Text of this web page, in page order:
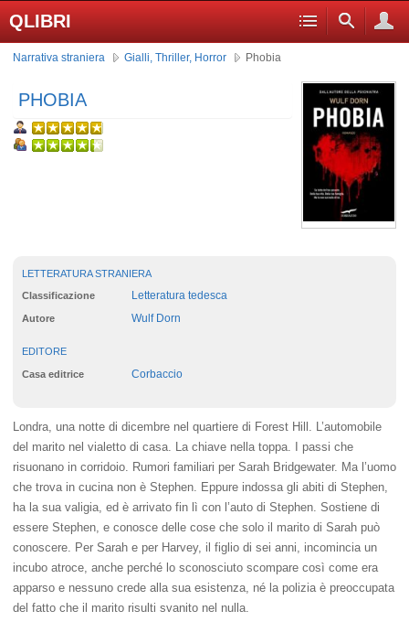
QLIBRI
Narrativa straniera Gialli, Thriller, Horror Phobia
PHOBIA
LETTERATURA STRANIERA
Classificazione Letteratura tedesca
Autore Wulf Dorn
EDITORE
Casa editrice Corbaccio
Londra, una notte di dicembre nel quartiere di Forest Hill. L’automobile
del marito nel vialetto di casa. La chiave nella toppa. I passi che
risuonano in corridoio. Rumori familiari per Sarah Bridgewater. Ma l’uomo
che trova in cucina non è Stephen. Eppure indossa gli abiti di Stephen,
ha la sua valigia, ed è arrivato fin lì con l’auto di Stephen. Sostiene di
essere Stephen, e conosce delle cose che solo il marito di Sarah può
conoscere. Per Sarah e per Harvey, il figlio di sei anni, incomincia un
incubo atroce, anche perché lo sconosciuto scompare così come era
apparso e nessuno crede alla sua esistenza, né la polizia è preoccupata
del fatto che il marito risulti svanito nel nulla.